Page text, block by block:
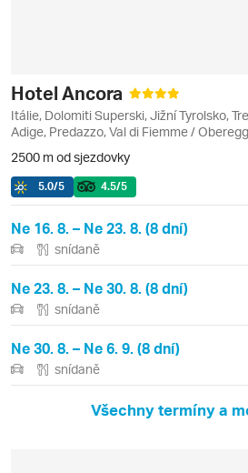
Hotel Ancora
Itálie, Dolomiti Superski, Jižní Tyrolsko,
Adige, Predazzo, Val di Fiemme /
2500 m od sjezdovky
5.0/5 4.5/5
Ne 16. 8. – Ne 23. 8. (8 dní)
snídaně
Ne 23. 8. – Ne 30. 8. (8 dní)
snídaně
Ne 30. 8. – Ne 6. 9. (8 dní)
snídaně
Všechny termíny a